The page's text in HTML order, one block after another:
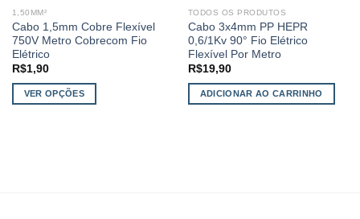
1,50MM²
Cabo 1,5mm Cobre Flexível
750V Metro Cobrecom Fio
Elétrico
R$1,90
VER OPÇÕES
TODOS OS PRODUTOS
Cabo 3x4mm PP HEPR
0,6/1Kv 90° Fio Elétrico
Flexível Por Metro
R$19,90
ADICIONAR AO CARRINHO